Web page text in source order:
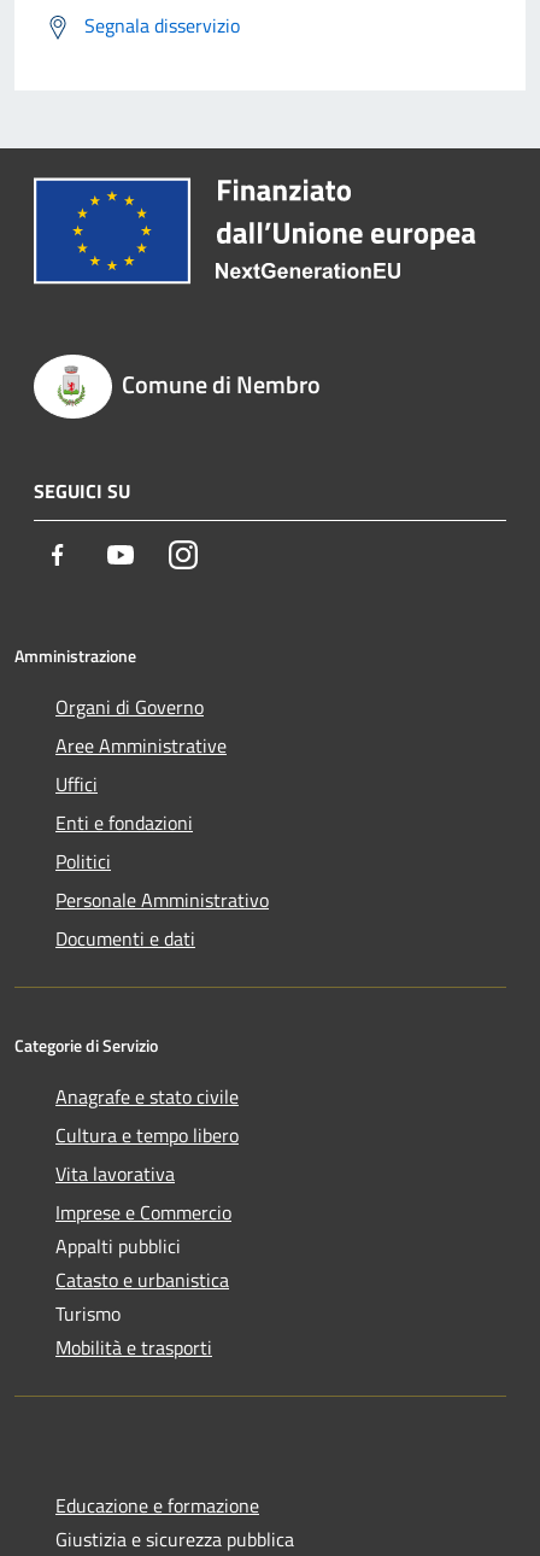
Segnala disservizio
Comune di Nembro
SEGUICI SU
Facebook YoutubeInstagram
Amministrazione
Organi di Governo
Aree Amministrative
Uffici
Enti e fondazioni
Politici
Personale Amministrativo
Documenti e dati
Categorie di Servizio
Anagrafe e stato civile
Cultura e tempo libero
Vita lavorativa
Imprese e Commercio
Appalti pubblici
Catasto e urbanistica
Turismo
Mobilità e trasporti
Educazione e formazione
Giustizia e sicurezza pubblica